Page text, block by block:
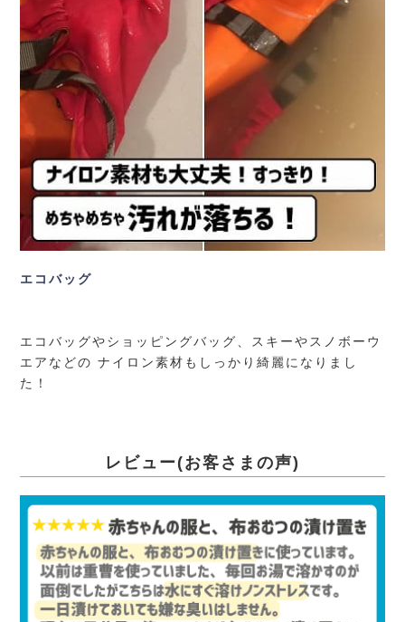
エコバッグ
エコバッグやショッピングバッグ、スキーやスノボーウ
エアなどの ナイロン素材もしっかり綺麗になりまし
た！
レビュー(お客さまの声)